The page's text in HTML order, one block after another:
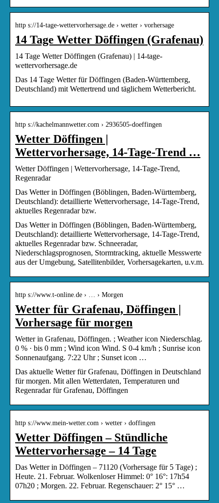
http s://14-tage-wettervorhersage.de › wetter › vorhersage
14 Tage Wetter Döffingen (Grafenau)
14 Tage Wetter Döffingen (Grafenau) | 14-tage-
wettervorhersage.de
Das 14 Tage Wetter für Döffingen (Baden-Württemberg,
Deutschland) mit Wettertrend und täglichem Wetterbericht.
http s://kachelmannwetter.com › 2936505-doeffingen
Wetter Döffingen |
Wettervorhersage, 14-Tage-Trend …
Wetter Döffingen | Wettervorhersage, 14-Tage-Trend,
Regenradar
Das Wetter in Döffingen (Böblingen, Baden-Württemberg,
Deutschland): detaillierte Wettervorhersage, 14-Tage-Trend,
aktuelles Regenradar bzw.
Das Wetter in Döffingen (Böblingen, Baden-Württemberg,
Deutschland): detaillierte Wettervorhersage, 14-Tage-Trend,
aktuelles Regenradar bzw. Schneeradar,
Niederschlagsprognosen, Stormtracking, aktuelle Messwerte
aus der Umgebung, Satellitenbilder, Vorhersagekarten, u.v.m.
http s://www.t-online.de › … › Morgen
Wetter für Grafenau, Döffingen |
Vorhersage für morgen
Wetter in Grafenau, Döffingen. ; Weather icon Niederschlag.
0 % · bis 0 mm ; Wind icon Wind. S 0-4 km/h ; Sunrise icon
Sonnenaufgang. 7:22 Uhr ; Sunset icon …
Das aktuelle Wetter für Grafenau, Döffingen in Deutschland
für morgen. Mit allen Wetterdaten, Temperaturen und
Regenradar für Grafenau, Döffingen
http s://www.mein-wetter.com › wetter › doffingen
Wetter Döffingen – Stündliche
Wettervorhersage – 14 Tage
Das Wetter in Döffingen – 71120 (Vorhersage für 5 Tage) ;
Heute. 21. Februar. Wolkenloser Himmel: 0° 16°: 17h54
07h20 ; Morgen. 22. Februar. Regenschauer: 2° 15° …